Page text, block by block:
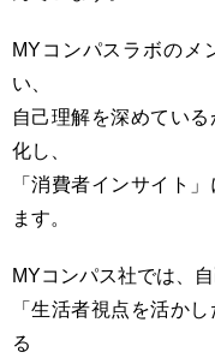
MYコンパスラボのメ
い、
自己理解を深めてい
化し、
「消費者インサイト
ます。
MYコンパス社では、
「生活者視点を活か
る